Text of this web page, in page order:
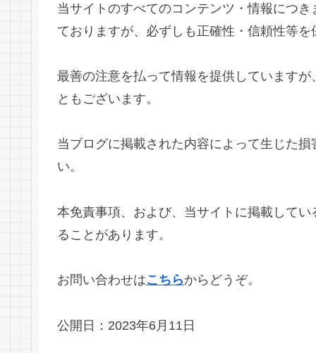
当サイトのすべてのコンテンツ・情報につ
ておりますが、必ずしも正確性・信頼性等
最善の注意を払って情報を提供しています
ともございます。
当ブログに掲載された内容によって生じた
い。
本免責事項、および、当サイトに掲載して
ることがあります。
お問い合わせはこちらからどうぞ。
公開日：2023年6月11日